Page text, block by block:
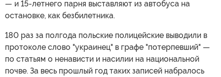
— и 15-летнего парня выставляют из автобуса на
остановке, как безбилетника.
180 раз за полгода польские полицейские выводили в
протоколе слово "украинец" в графе "потерпевший" —
по статьям о ненависти и насилии на национальной
почве. За весь прошлый год таких записей набралось